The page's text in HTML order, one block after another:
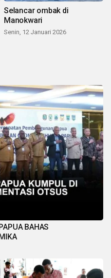
Selancar ombak di
Manokwari
Senin, 12 Januari 2026
BAHAS